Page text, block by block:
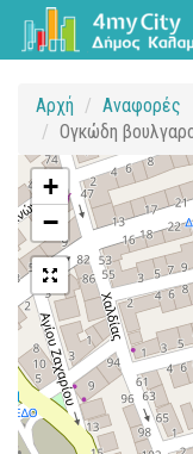
Αρχή
Αναφορές
Ογκώδη
+
−